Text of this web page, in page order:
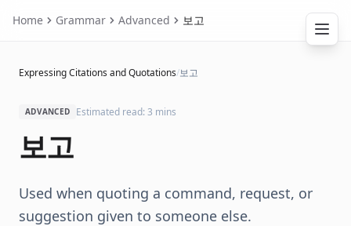
Home Grammar Advanced 보고
Expressing Citations and Quotations/보고
ADVANCED Estimated read: 3 mins
보고
Used when quoting a command, request, or
suggestion given to someone else.